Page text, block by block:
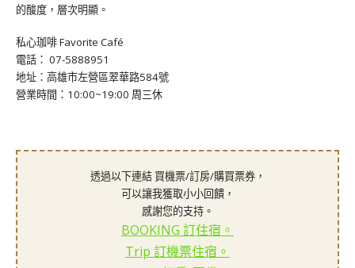
的酸度，層次明顯。
私心珈啡 Favorite Café
電話： 07-5888951
地址：高雄市左營區翠華路584號
營業時間：10:00~19:00 周三休
透過以下連結 買機票/訂房/購買票券，
可以讓我獲取小小回饋，
感謝您的支持。
BOOKING 訂住宿。
Trip 訂機票住宿。